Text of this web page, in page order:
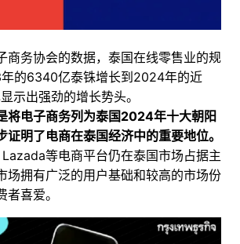
商务协会的数据，泰国在线零售业的规
的6340亿泰铢增长到2024年的近
示出强劲的增长势头。
将电子商务列为泰国2024年十大朝阳
证明了电商在泰国经济中的重要地位。
等电商平台仍在泰国市场占据主
场拥有广泛的用户基础和较高的市场份
喜爱。